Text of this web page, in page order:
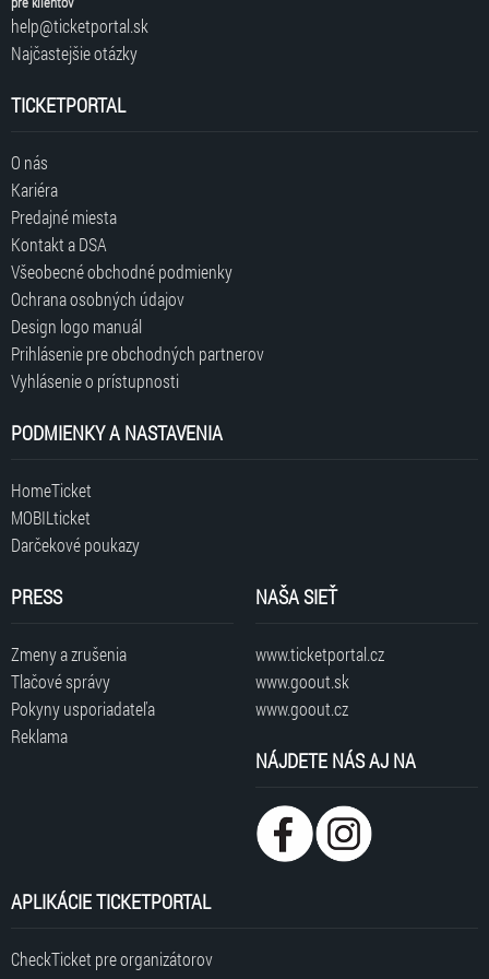
help@ticketportal.sk
Najčastejšie otázky
TICKETPORTAL
O nás
Kariéra
Predajné miesta
Kontakt a DSA
Všeobecné obchodné podmienky
Ochrana osobných údajov
Design logo manuál
Prihlásenie pre obchodných partnerov
Vyhlásenie o prístupnosti
PODMIENKY A NASTAVENIA
HomeTicket
MOBILticket
Darčekové poukazy
PRESS
Zmeny a zrušenia
Tlačové správy
Pokyny usporiadateľa
Reklama
NAŠA SIEŤ
www.ticketportal.cz
www.goout.sk
www.goout.cz
NÁJDETE NÁS AJ NA
APLIKÁCIE TICKETPORTAL
CheckTicket pre organizátorov